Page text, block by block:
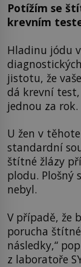
Potížím se
krevním
Hladinu jódu
jistotu, že
dá krevní
jednou za rok.
U žen v
standardní
štítné žlázy
plodu. Plošný
nebyl.
V případě, že
porucha
následky,“
z laboratoře